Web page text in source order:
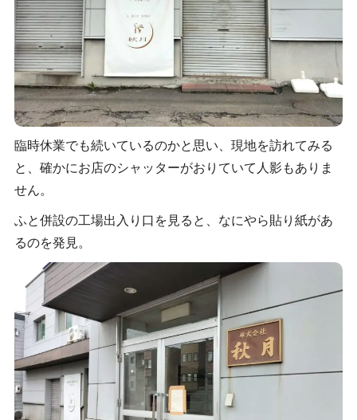
臨時休業でも続いているのかと思い、現地を訪れてみる
と、確かにお店のシャッターがおりていて人影もありま
せん。
ふと併設の工場出入り口を見ると、なにやら貼り紙があ
るのを発見。